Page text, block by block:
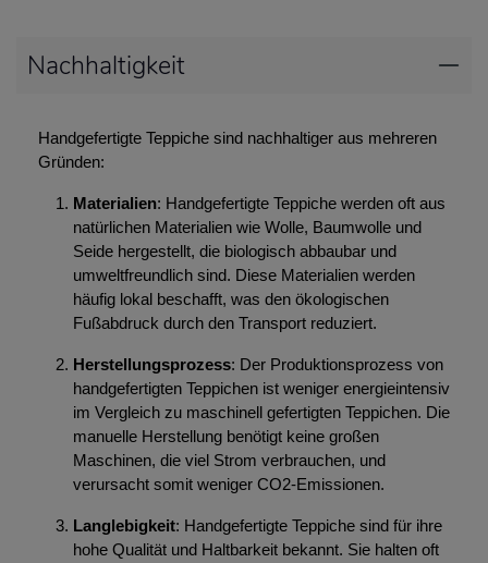
Nachhaltigkeit
Handgefertigte Teppiche sind nachhaltiger aus mehreren
Gründen:
Materialien: Handgefertigte Teppiche werden oft aus
natürlichen Materialien wie Wolle, Baumwolle und
Seide hergestellt, die biologisch abbaubar und
umweltfreundlich sind. Diese Materialien werden
häufig lokal beschafft, was den ökologischen
Fußabdruck durch den Transport reduziert.
Herstellungsprozess: Der Produktionsprozess von
handgefertigten Teppichen ist weniger energieintensiv
im Vergleich zu maschinell gefertigten Teppichen. Die
manuelle Herstellung benötigt keine großen
Maschinen, die viel Strom verbrauchen, und
verursacht somit weniger CO2-Emissionen.
Langlebigkeit: Handgefertigte Teppiche sind für ihre
hohe Qualität und Haltbarkeit bekannt. Sie halten oft